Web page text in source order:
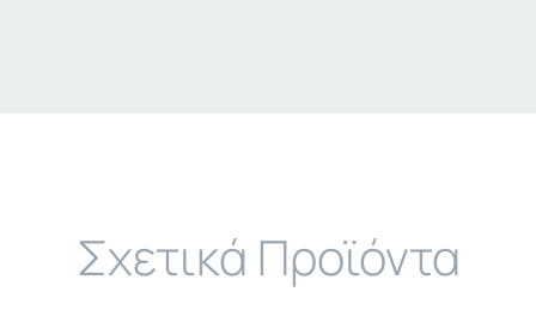
Σχετικά Προϊόντα